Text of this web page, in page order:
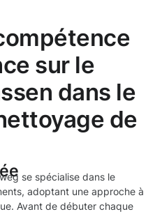
sur le
dans le
de
se spécialise dans le
adoptant une approche à
Avant de débuter chaque